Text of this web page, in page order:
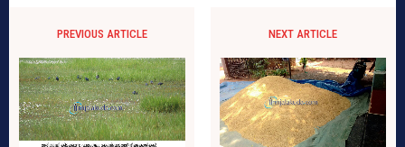
PREVIOUS ARTICLE NEXT ARTICLE